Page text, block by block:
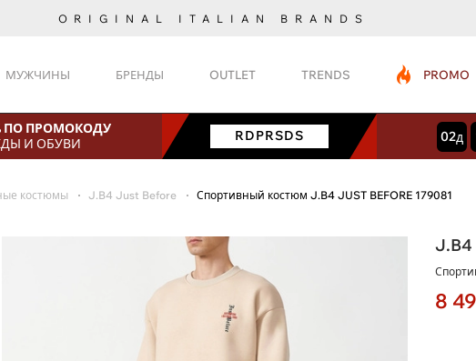
ORIGINAL ITALIAN BRANDS
МУЖЧИНЫ БРЕНДЫ OUTLET TRENDS PROMO
ПО ПРОМОКОДУ
И ОБУВИ
RDPRSDS 02
костюмы J.B4 Just Before Спортивный костюм J.B4 JUST BEFORE 179081
J.B4
8